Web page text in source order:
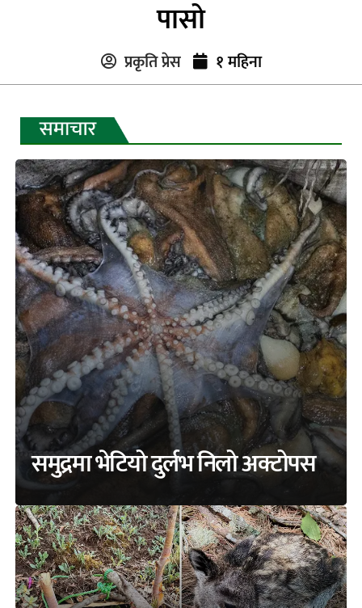
पासो
प्रकृति प्रेस १ महिना
समुद्रमा भेटियो दुर्लभ निलो अक्टोपस